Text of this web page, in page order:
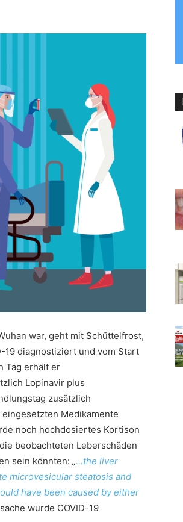
war, geht mit Schüttelfrost,
19 diagnostiziert und vom Start
Tag erhält er
Lopinavir plus
zusätzlich
Medikamente
noch hochdosiertes Kortison
beobachteten Leberschäden
sein könnten: „…the liver
microvesicular steatosis and
have been caused by either
wurde COVID-19